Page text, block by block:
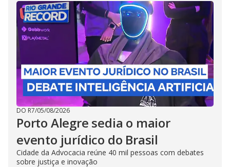
DO R7/05/08/2026
Porto Alegre sedia o maior
evento jurídico do Brasil
Cidade da Advocacia reúne 40 mil pessoas com debates
sobre justiça e inovação